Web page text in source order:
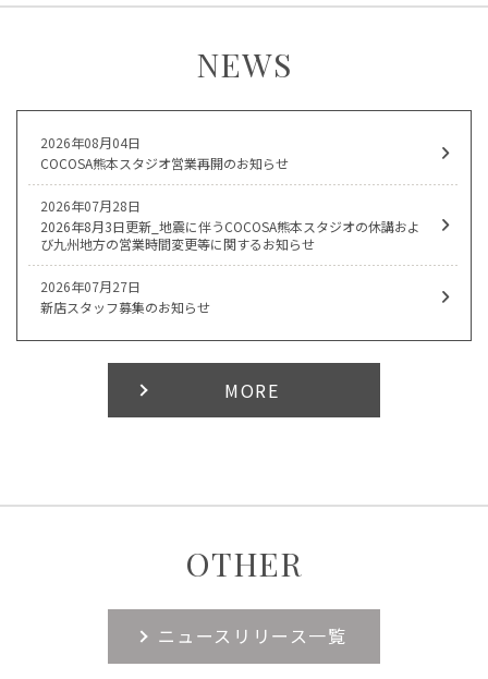
NEWS
2026年08月04日
COCOSA熊本スタジオ営業再開のお知らせ
2026年07月28日
2026年8月3日更新_地震に伴うCOCOSA熊本スタジオの休講およ
び九州地方の営業時間変更等に関するお知らせ
2026年07月27日
新店スタッフ募集のお知らせ
MORE
OTHER
ニュースリリース一覧